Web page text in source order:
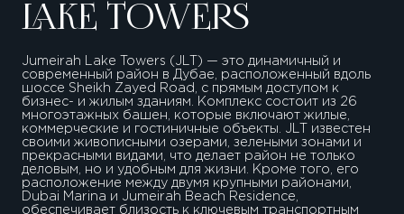
LAKE TOWERS
Jumeirah Lake Towers (JLT) — это динамичный и
современный район в Дубае, расположенный вдоль
шоссе Sheikh Zayed Road, с прямым доступом к
бизнес- и жилым зданиям. Комплекс состоит из 26
многоэтажных башен, которые включают жилые,
коммерческие и гостиничные объекты. JLT известен
своими живописными озерами, зелеными зонами и
прекрасными видами, что делает район не только
деловым, но и удобным для жизни. Кроме того, его
расположение между двумя крупными районами,
Dubai Marina и Jumeirah Beach Residence,
обеспечивает близость к ключевым транспортным